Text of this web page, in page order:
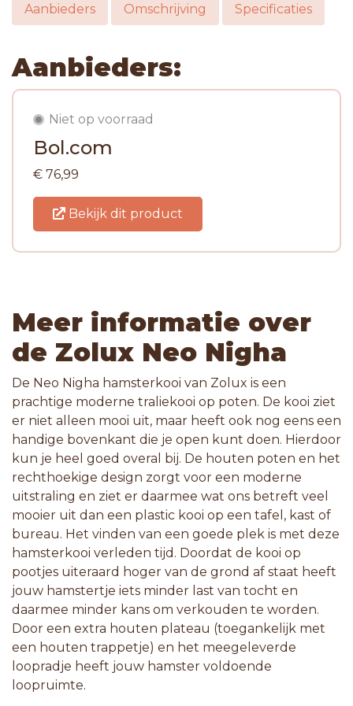
Aanbieders Omschrijving Specificaties
Aanbieders:
Niet op voorraad
Bol.com
€ 76,99
Bekijk dit product
Meer informatie over
de Zolux Neo Nigha
De Neo Nigha hamsterkooi van Zolux is een
prachtige moderne traliekooi op poten. De kooi ziet
er niet alleen mooi uit, maar heeft ook nog eens een
handige bovenkant die je open kunt doen. Hierdoor
kun je heel goed overal bij. De houten poten en het
rechthoekige design zorgt voor een moderne
uitstraling en ziet er daarmee wat ons betreft veel
mooier uit dan een plastic kooi op een tafel, kast of
bureau. Het vinden van een goede plek is met deze
hamsterkooi verleden tijd. Doordat de kooi op
pootjes uiteraard hoger van de grond af staat heeft
jouw hamstertje iets minder last van tocht en
daarmee minder kans om verkouden te worden.
Door een extra houten plateau (toegankelijk met
een houten trappetje) en het meegeleverde
loopradje heeft jouw hamster voldoende
loopruimte.